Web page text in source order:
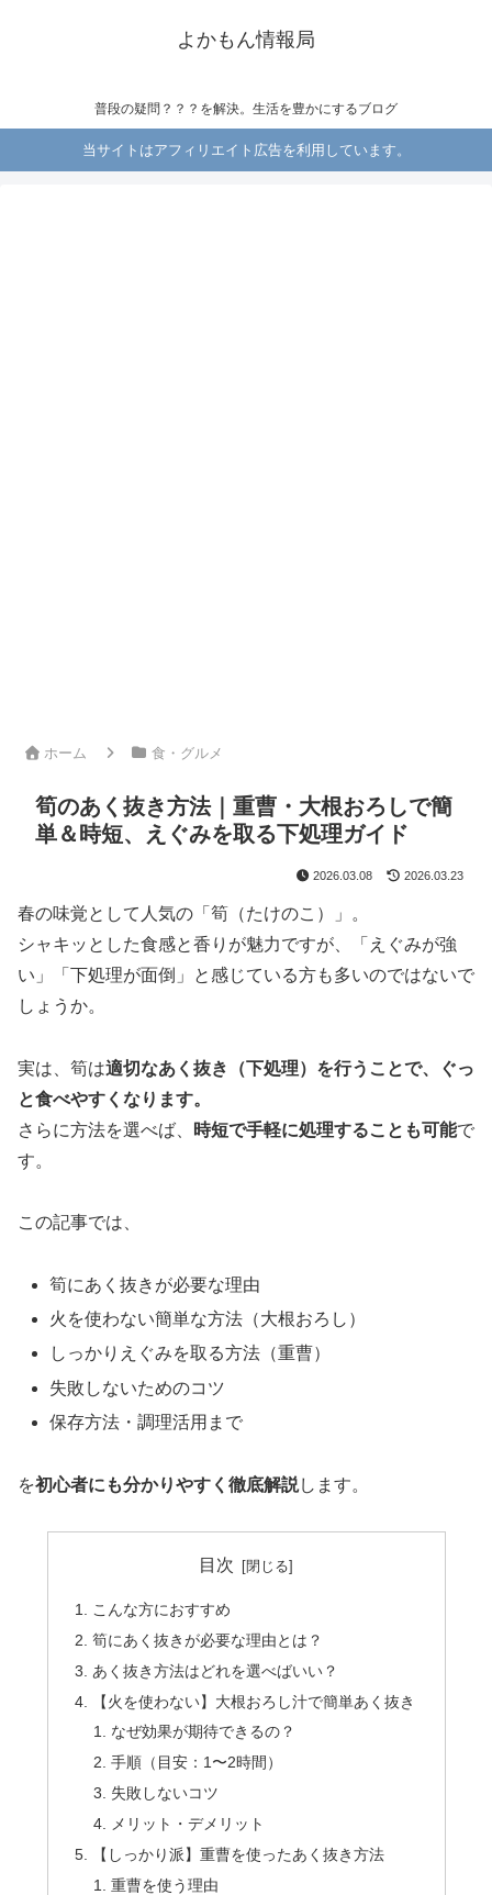
よかもん情報局
普段の疑問？？？を解決。生活を豊かにするブログ
当サイトはアフィリエイト広告を利用しています。
ホーム 食・グルメ
筍のあく抜き方法｜重曹・大根おろしで簡
単＆時短、えぐみを取る下処理ガイド
2026.03.08 2026.03.23
春の味覚として人気の「筍（たけのこ）」。
シャキッとした食感と香りが魅力ですが、「えぐみが強
い」「下処理が面倒」と感じている方も多いのではないで
しょうか。
実は、筍は適切なあく抜き（下処理）を行うことで、ぐっ
と食べやすくなります。
さらに方法を選べば、
時短で手軽に処理することも可能で
す。
この記事では、
筍にあく抜きが必要な理由
火を使わない簡単な方法（大根おろし）
しっかりえぐみを取る方法（重曹）
失敗しないためのコツ
保存方法・調理活用まで
を初心者にも分かりやすく徹底解説します。
目次
こんな方におすすめ
筍にあく抜きが必要な理由とは？
あく抜き方法はどれを選べばいい？
【火を使わない】大根おろし汁で簡単あく抜き
なぜ効果が期待できるの？
手順（目安：1〜2時間）
失敗しないコツ
メリット・デメリット
【しっかり派】重曹を使ったあく抜き方法
重曹を使う理由